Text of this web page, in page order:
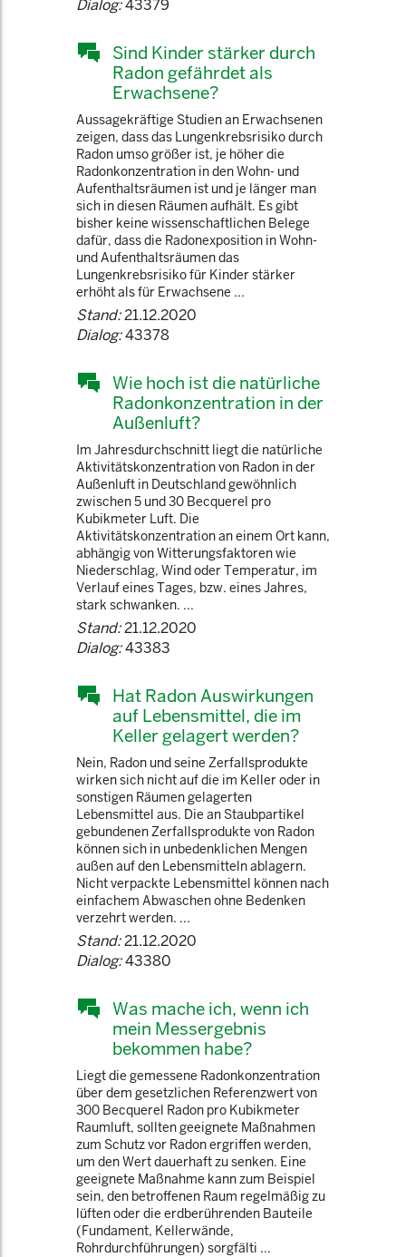
Dialog:43379
Sind Kinder stärker durch
Radon gefährdet als
Erwachsene?
Aussagekräftige Studien an Erwachsenen
zeigen, dass das Lungenkrebsrisiko durch
Radon umso größer ist, je höher die
Radonkonzentration in den Wohn- und
Aufenthaltsräumen ist und je länger man
sich in diesen Räumen aufhält. Es gibt
bisher keine wissenschaftlichen Belege
dafür, dass die Radon­exposition in Wohn-
und Aufenthaltsräumen das
Lungenkrebsrisiko für Kinder stärker
erhöht als für Erwachsene ...
Stand:21.12.2020
Dialog:43378
Wie hoch ist die natürliche
Radonkonzentration in der
Außenluft?
Im Jahresdurchschnitt liegt die natürliche
Aktivitätskonzentration von Radon in der
Außenluft in Deutschland gewöhnlich
zwischen 5 und 30 Becquerel pro
Kubikmeter Luft. Die
Aktivitätskonzentration an einem Ort kann,
abhängig von Witterungsfaktoren wie
Niederschlag, Wind oder Temperatur, im
Verlauf eines Tages, bzw. eines Jahres,
stark schwanken. ...
Stand:21.12.2020
Dialog:43383
Hat Radon Auswirkungen
auf Lebensmittel, die im
Keller gelagert werden?
Nein, Radon und seine Zerfallsprodukte
wirken sich nicht auf die im Keller oder in
sonstigen Räumen gelagerten
Lebensmittel aus. Die an Staubpartikel
gebundenen Zerfallsprodukte von Radon
können sich in unbedenklichen Mengen
außen auf den Lebensmitteln ablagern.
Nicht verpackte Lebensmittel können nach
einfachem Abwaschen ohne Bedenken
verzehrt werden. ...
Stand:21.12.2020
Dialog:43380
Was mache ich, wenn ich
mein Messergebnis
bekommen habe?
Liegt die gemessene Radonkonzentration
über dem gesetzlichen Referenzwert von
300 Becquerel Radon pro Kubikmeter
Raumluft, sollten geeignete Maßnahmen
zum Schutz vor Radon ergriffen werden,
um den Wert dauerhaft zu senken. Eine
geeignete Maßnahme kann zum Beispiel
sein, den betroffenen Raum regelmäßig zu
lüften oder die erdberührenden Bauteile
(Fundament, Kellerwände,
Rohrdurchführungen) sorgfälti ...